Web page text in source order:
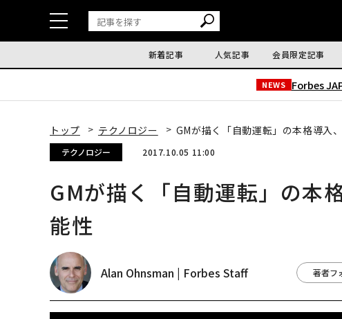
新着記事 人気記事 会員限定記事
NEWS Forbes
トップ テクノロジー GMが描く「自動運転」の本格導入
テクノロジー 2017.10.05 11:00
GMが描く「自動運転」の本
能性
Alan Ohnsman | Forbes Staff 著者フ